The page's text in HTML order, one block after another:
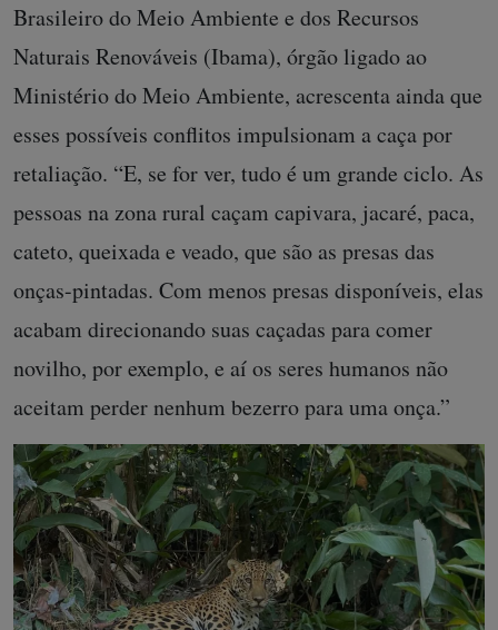
Brasileiro do Meio Ambiente e dos Recursos
Naturais Renováveis (Ibama), órgão ligado ao
Ministério do Meio Ambiente, acrescenta ainda que
esses possíveis conflitos impulsionam a caça por
retaliação. “E, se for ver, tudo é um grande ciclo. As
pessoas na zona rural caçam capivara, jacaré, paca,
cateto, queixada e veado, que são as presas das
onças-pintadas. Com menos presas disponíveis, elas
acabam direcionando suas caçadas para comer
novilho, por exemplo, e aí os seres humanos não
aceitam perder nenhum bezerro para uma onça.”